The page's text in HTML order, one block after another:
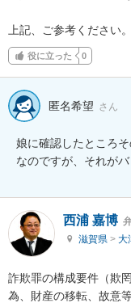
上記、ご参考ください。
役に立った 0
匿名希望 さん
娘に確認したところ
なのですが、それが
西浦 嘉博
滋賀県 > 大
詐欺罪の構成要件（欺
為、財産の移転、故意